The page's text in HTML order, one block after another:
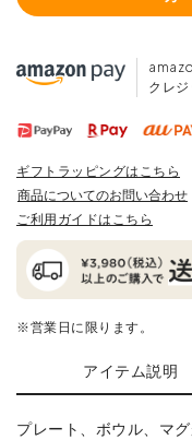
クレ
ギフトラッピングはこちら
商品についてのお問い合わせ
ご利用ガイドはこちら
※営業日に限ります。
アイテム説明
プレート、ボウル、マ